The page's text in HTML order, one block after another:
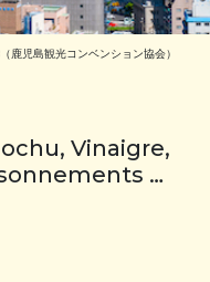
児島観光コンベンション協会）
Vinaigre,
…